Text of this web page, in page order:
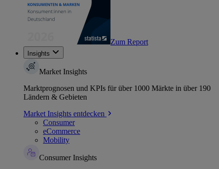
Zum Report
Insights
Market Insights
Marktprognosen und KPIs für über 1000 Märkte in über 190
Ländern & Gebieten
Market Insights entdecken
Consumer
eCommerce
Mobility
Consumer Insights